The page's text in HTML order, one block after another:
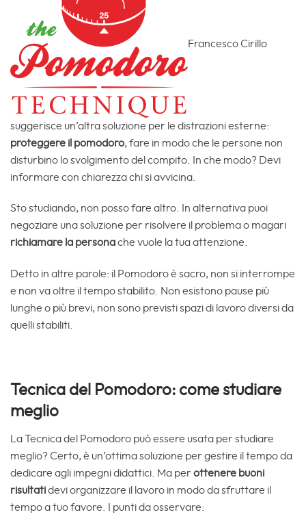
Francesco Cirillo
suggerisce un’altra soluzione per le distrazioni esterne:
proteggere il pomodoro, fare in modo che le persone non
disturbino lo svolgimento del compito. In che modo? Devi
informare con chiarezza chi si avvicina.
Sto studiando, non posso fare altro. In alternativa puoi
negoziare una soluzione per risolvere il problema o magari
richiamare la personache vuole la tua attenzione.
Detto in altre parole: il Pomodoro è sacro, non si interrompe
e non va oltre il tempo stabilito. Non esistono pause più
lunghe o più brevi, non sono previsti spazi di lavoro diversi da
quelli stabiliti.
Tecnica del Pomodoro: come studiare
meglio
La Tecnica del Pomodoro può essere usata per studiare
meglio? Certo, è un’ottima soluzione per gestire il tempo da
dedicare agli impegni didattici. Ma per ottenere buoni
risultatidevi organizzare il lavoro in modo da sfruttare il
tempo a tuo favore. I punti da osservare: